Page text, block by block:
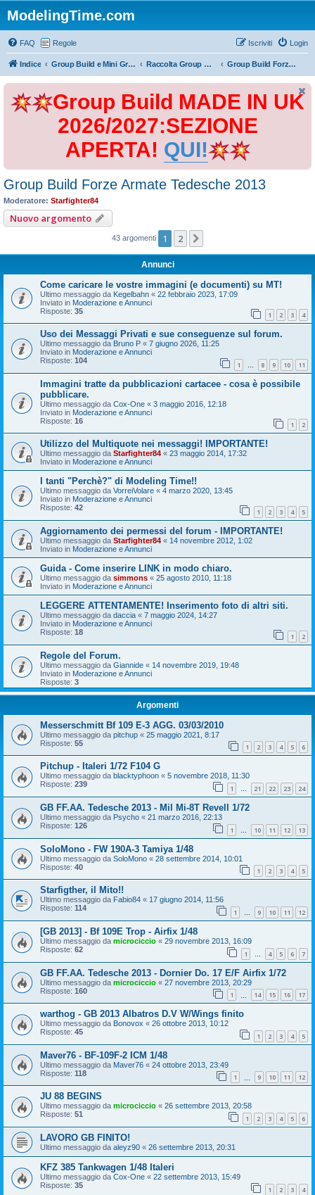
ModelingTime.com
FAQ Regole Login
Iscriviti
Indice Group Build e Mini Group Build Raccolta Group Build Group Build Forze Armate Tedesche 2013
Group Build MADE IN UK
2026/2027:SEZIONE
APERTA! QUI!
Group Build Forze Armate Tedesche 2013
Moderatore: Starfighter84
Nuovo argomento
43 argomenti 1 2
Annunci
Come caricare le vostre immagini (e documenti) su MT!
Ultimo messaggio da Kegelbahn « 22 febbraio 2023, 17:09
Inviato in Moderazione e Annunci
Risposte: 35 1 2 3 4
Uso dei Messaggi Privati e sue conseguenze sul forum.
Ultimo messaggio da Bruno P « 7 giugno 2026, 11:25
Inviato in Moderazione e Annunci
Risposte: 104 1 … 8 9 10 11
Immagini tratte da pubblicazioni cartacee - cosa è possibile
pubblicare.
Ultimo messaggio da Cox-One « 3 maggio 2016, 12:18
Inviato in Moderazione e Annunci
Risposte: 16 1 2
Utilizzo del Multiquote nei messaggi! IMPORTANTE!
Ultimo messaggio da Starfighter84 « 23 maggio 2014, 17:32
Inviato in Moderazione e Annunci
I tanti "Perchè?" di Modeling Time!!
Ultimo messaggio da VorreiVolare « 4 marzo 2020, 13:45
Inviato in Moderazione e Annunci
Risposte: 42 1 2 3 4 5
Aggiornamento dei permessi del forum - IMPORTANTE!
Ultimo messaggio da Starfighter84 « 14 novembre 2012, 1:02
Inviato in Moderazione e Annunci
Guida - Come inserire LINK in modo chiaro.
Ultimo messaggio da simmons « 25 agosto 2010, 11:18
Inviato in Moderazione e Annunci
LEGGERE ATTENTAMENTE! Inserimento foto di altri siti.
Ultimo messaggio da daccia « 7 maggio 2024, 14:27
Inviato in Moderazione e Annunci
Risposte: 18 1 2
Regole del Forum.
Ultimo messaggio da Giannide « 14 novembre 2019, 19:48
Inviato in Moderazione e Annunci
Risposte: 3
Argomenti
Messerschmitt Bf 109 E-3 AGG. 03/03/2010
Ultimo messaggio da pitchup « 25 maggio 2021, 8:17
Risposte: 55 1 2 3 4 5 6
Pitchup - Italeri 1/72 F104 G
Ultimo messaggio da blacktyphoon « 5 novembre 2018, 11:30
Risposte: 239 1 … 21 22 23 24
GB FF.AA. Tedesche 2013 - Mil Mi-8T Revell 1/72
Ultimo messaggio da Psycho « 21 marzo 2016, 22:13
Risposte: 126 1 … 10 11 12 13
SoloMono - FW 190A-3 Tamiya 1/48
Ultimo messaggio da SoloMono « 28 settembre 2014, 10:01
Risposte: 40 1 2 3 4 5
Starfigther, il Mito!!
Ultimo messaggio da Fabio84 « 17 giugno 2014, 11:56
Risposte: 114 1 … 9 10 11 12
[GB 2013] - Bf 109E Trop - Airfix 1/48
Ultimo messaggio da microciccio « 29 novembre 2013, 16:09
Risposte: 62 1 … 4 5 6 7
GB FF.AA. Tedesche 2013 - Dornier Do. 17 E/F Airfix 1/72
Ultimo messaggio da microciccio « 27 novembre 2013, 20:29
Risposte: 160 1 14 15 16 17
warthog - GB 2013 Albatros D.V W/Wings finito
Ultimo messaggio da Bonovox « 26 ottobre 2013, 10:12
Risposte: 45 1 2 3 4 5
Maver76 - BF-109F-2 ICM 1/48
Ultimo messaggio da Maver76 « 24 ottobre 2013, 23:49
Risposte: 118 1 9 10 11 12
JU 88 BEGINS
Ultimo messaggio da microciccio « 26 settembre 2013, 20:58
Risposte: 51 1 2 3 4 5 6
LAVORO GB FINITO!
Ultimo messaggio da aleyz90 « 26 settembre 2013, 20:31
KFZ 385 Tankwagen 1/48 Italeri
Ultimo messaggio da Cox-One « 22 settembre 2013, 15:49
Risposte: 35 1 2 3 4